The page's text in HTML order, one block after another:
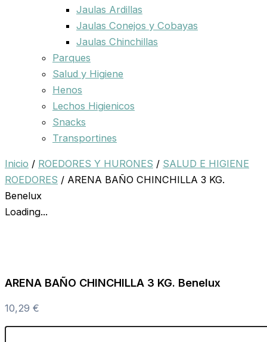
Jaulas Ardillas
Jaulas Conejos y Cobayas
Jaulas Chinchillas
Parques
Salud y Higiene
Henos
Lechos Higienicos
Snacks
Transportines
Inicio / ROEDORES Y HURONES / SALUD E HIGIENE
ROEDORES / ARENA BAÑO CHINCHILLA 3 KG.
Benelux
Loading...
ARENA BAÑO CHINCHILLA 3 KG. Benelux
10,29 €